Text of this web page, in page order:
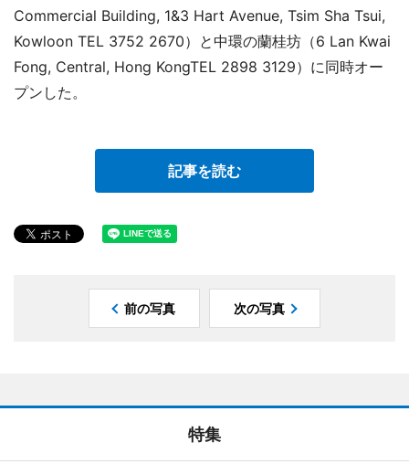
Commercial Building, 1&3 Hart Avenue, Tsim Sha Tsui,
Kowloon TEL 3752 2670）と中環の蘭桂坊（6 Lan Kwai
Fong, Central, Hong KongTEL 2898 3129）に同時オー
プンした。
記事を読む
前の写真 次の写真
特集